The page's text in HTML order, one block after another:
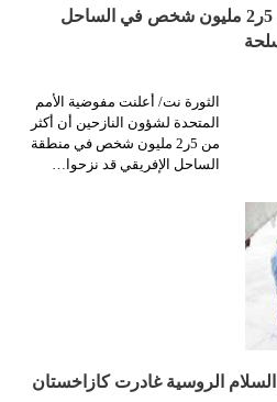
الأمم المتحدة: نزوح أكثر من 5ر2 مليون شخص في الساحل
الثورة نت/ أعلنت مفوضية الأمم
المتحدة لشؤون النازحين أن أكثر
من 5ر2 مليون شخص في منطقة
الساحل الإفريقي قد نزحوا…
الروسية غادرت كازاخستان